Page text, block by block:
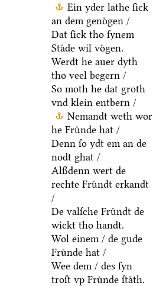
Ein yder lathe ſick
an dem genoͤgen /
Dat ſick tho ſynem
Staͤde wil voͤgen.
Werdt he auer dyth
tho veel begern /
So moth he dat groth
vnd klein entbern /
Nemandt weth wor
he Fruͤnde hat /
Denn ſo ydt em an de
nodt ghat /
Alßdenn wert de
rechte Fruͤndt erkandt
/
De valſche Fruͤndt de
wickt tho handt.
Wol einem / de gude
Fruͤnde hat /
Wee dem / des ſyn
troſt vp Fruͤnde ſtaͤth.